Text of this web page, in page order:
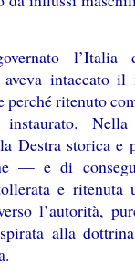
l’Italia
aveva intaccato il
ritenuto
Destra storica e
— e di
e ritenuta
l’autorità,
alla